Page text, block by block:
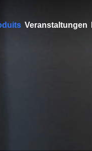
Veranstaltungen